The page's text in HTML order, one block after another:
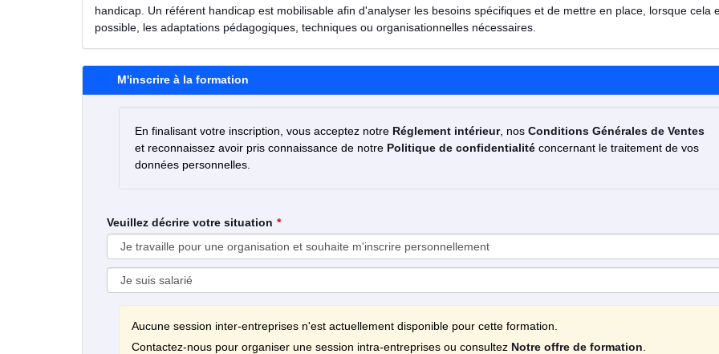
handicap. Un référent handicap est mobilisable afin d'analyser les besoins spécifiques et de mettre en place, lorsque cela
possible, les adaptations pédagogiques, techniques ou organisationnelles nécessaires.
M'inscrire à la formation
En finalisant votre inscription, vous acceptez notre Réglement intérieur, nos Conditions Générales de Ventes
et reconnaissez avoir pris connaissance de notre Politique de confidentialité concernant le traitement de vos
données personnelles.
Veuillez décrire votre situation
Aucune session inter-entreprises n'est actuellement disponible pour cette formation.
Contactez-nous pour organiser une session intra-entreprises ou consultez Notre offre de formation